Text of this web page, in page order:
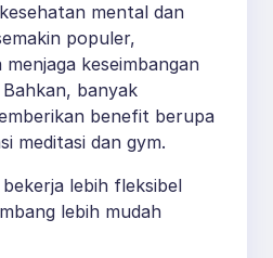
mental dan
populer,
keseimbangan
banyak
benefit berupa
meditasi dan gym.
lebih fleksibel
lebih mudah